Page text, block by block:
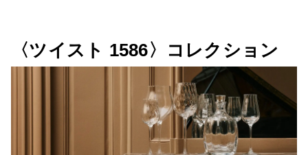
〈ツイスト 1586〉コレクション